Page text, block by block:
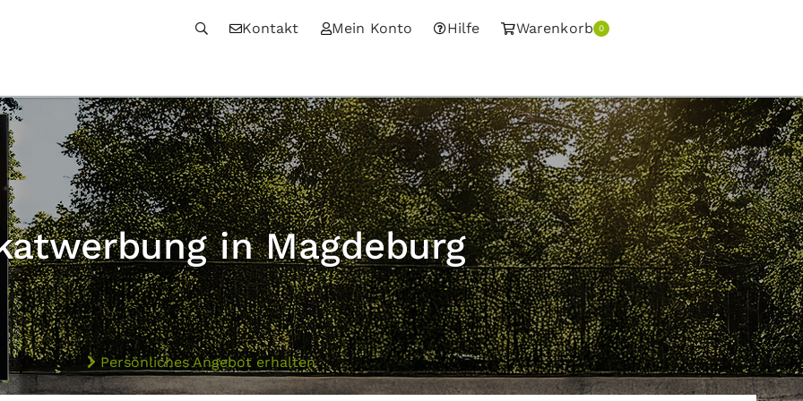
Kontakt Mein Konto Hilfe Warenkorb 0
in Magdeburg
Persönliches Angebot erhalten